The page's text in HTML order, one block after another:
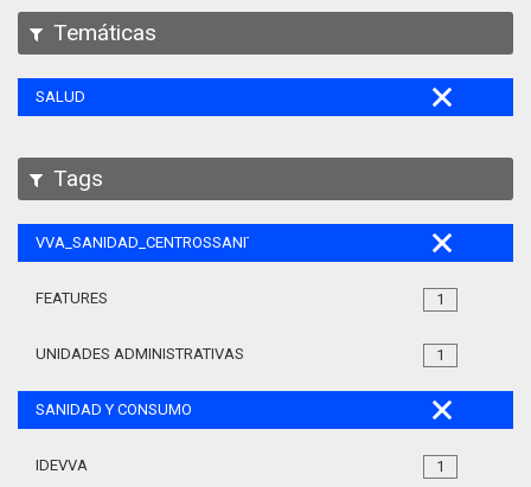
Temáticas
SALUD
Tags
VVA_SANIDAD_CENTROSSANITARIOS_105
1
FEATURES
1
UNIDADES ADMINISTRATIVAS
SANIDAD Y CONSUMO
1
IDEVVA